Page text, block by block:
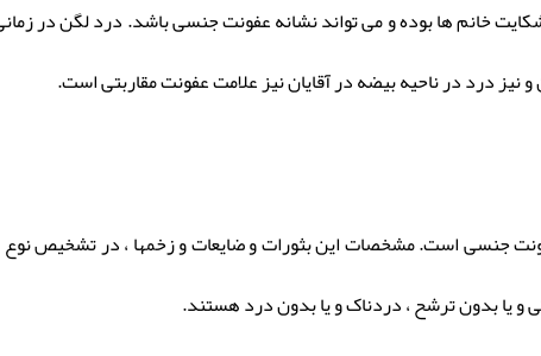
خانم ها بوده و می تواند نشانه عفونت جنسی باشد. درد لگن در
درد در ناحیه بیضه در آقایان نیز علامت عفونت مقاربتی است.
جنسی است. مشخصات این بثورات و ضایعات و زخمها ، در تشخیص
و یا بدون ترشح ، دردناک و یا بدون درد هستند.